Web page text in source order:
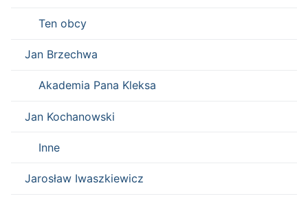
Ten obcy
Jan Brzechwa
Akademia Pana Kleksa
Jan Kochanowski
Inne
Jarosław Iwaszkiewicz